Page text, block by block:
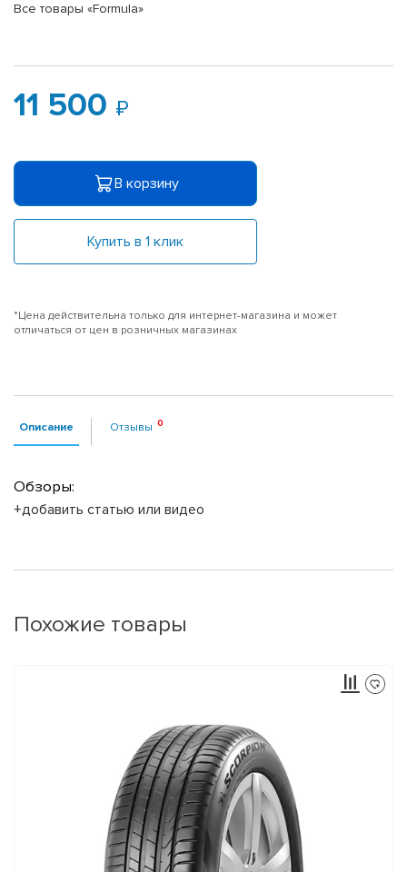
Все товары «Formula»
11 500
В корзину
Купить в 1 клик
*Цена действительна только для интернет-магазина и может
отличаться от цен в розничных магазинах
Описание Отзывы
Обзоры:
+добавить статью или видео
Похожие товары